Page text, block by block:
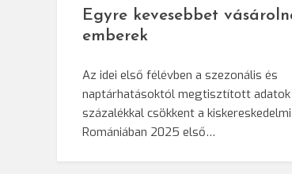
Egyre kevesebbet
emberek
Az idei első félévben a szezonális és
naptárhatásoktól megtisztított adatok
százalékkal csökkent a
Romániában 2025 első…